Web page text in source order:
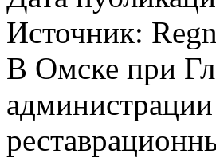
Источник:
В Омске при